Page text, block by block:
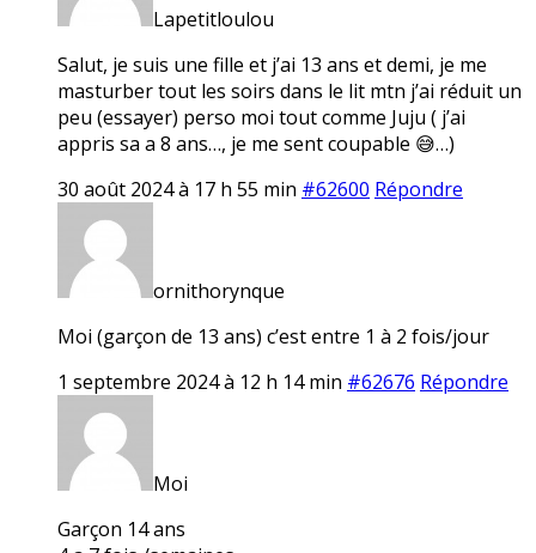
Lapetitloulou
Salut, je suis une fille et j’ai 13 ans et demi, je me
masturber tout les soirs dans le lit mtn j’ai réduit un
peu (essayer) perso moi tout comme Juju ( j’ai
appris sa a 8 ans…, je me sent coupable 😅…)
30 août 2024 à 17 h 55 min #62600 Répondre
ornithorynque
Moi (garçon de 13 ans) c’est entre 1 à 2 fois/jour
1 septembre 2024 à 12 h 14 min #62676 Répondre
Moi
Garçon 14 ans